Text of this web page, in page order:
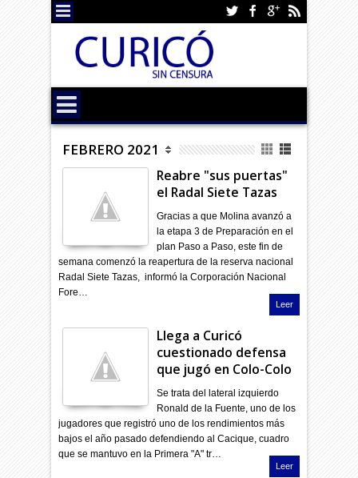
FEBRERO 2021
Reabre "sus puertas"
el Radal Siete Tazas
Gracias a que Molina avanzó a
la etapa 3 de Preparación en el
plan Paso a Paso, este fin de
semana comenzó la reapertura de la reserva nacional
Radal Siete Tazas, informó la Corporación Nacional
Fore…
Leer
Llega a Curicó
cuestionado defensa
que jugó en Colo-Colo
Se trata del lateral izquierdo
Ronald de la Fuente, uno de los
jugadores que registró uno de los rendimientos más
bajos el año pasado defendiendo al Cacique, cuadro
que se mantuvo en la Primera "A" tr…
Leer